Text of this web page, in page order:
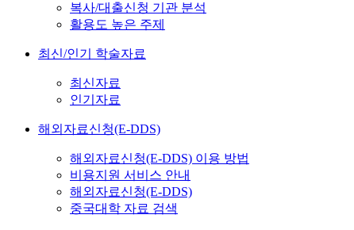
복사/대출신청 기관 분석
활용도 높은 주제
최신/인기 학술자료
최신자료
인기자료
해외자료신청(E-DDS)
해외자료신청(E-DDS) 이용 방법
비용지원 서비스 안내
해외자료신청(E-DDS)
중국대학 자료 검색